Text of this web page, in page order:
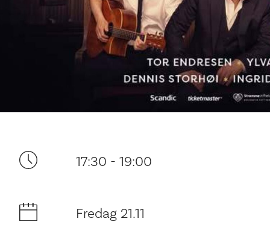
Ditt besøk
17:30 - 19:00
Fredag 21.11